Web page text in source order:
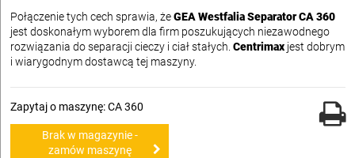
Połączenie tych cech sprawia, żeGEA Westfalia Separator CA 360
jest doskonałym wyborem dla firm poszukujących niezawodnego
rozwiązania do separacji cieczy i ciał stałych. Centrimax jest dobrym
i wiarygodnym dostawcą tej maszyny.
Zapytaj o maszynę: CA 360
Brak w magazynie -
zamów maszynę